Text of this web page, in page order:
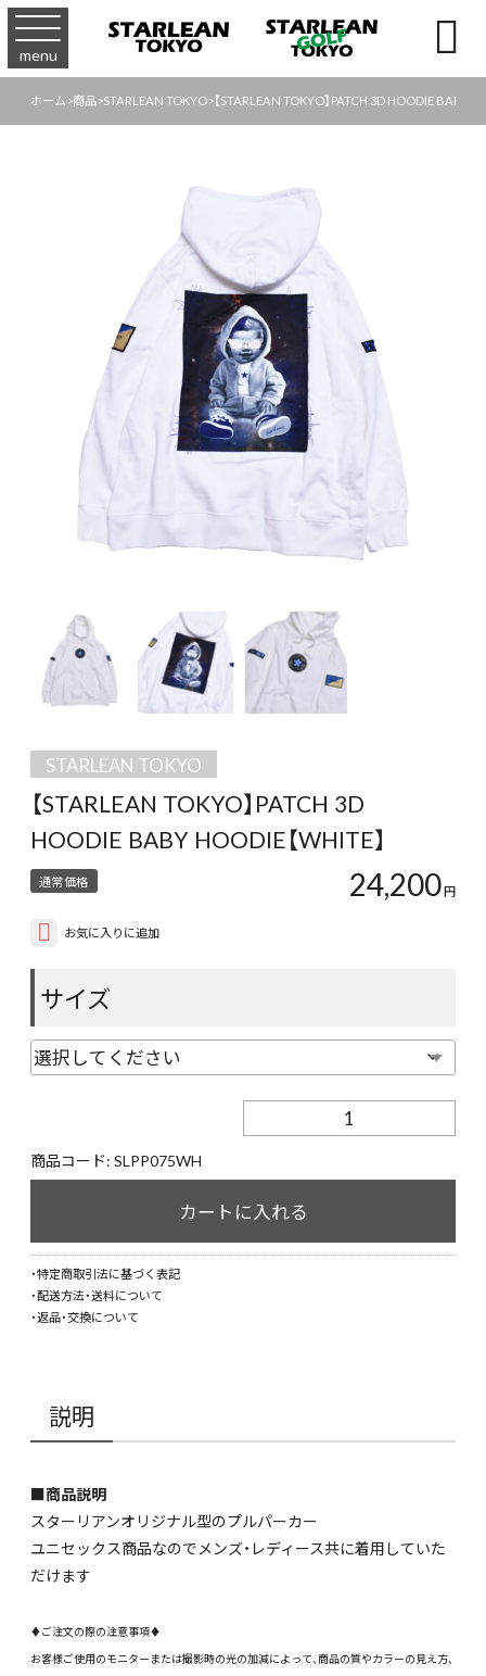
menu 
ホーム>商品>STARLEAN TOKYO>【STARLEAN TOKYO】PATCH 3D HOODIE BABY
STARLEAN TOKYO
【STARLEAN TOKYO】PATCH 3D
HOODIE BABY HOODIE【WHITE】
通常価格 24,200円
お気に入りに追加
サイズ
TOKYO】
3D
HOODIE
HOODIE【WHITE】
商品コード: SLPP075WH
カートに入れる
・特定商取引法に基づく表記
・配送方法・送料について
・返品・交換について
説明
■商品説明
スターリアンオリジナル型のプルパーカー
ユニセックス商品なのでメンズ・レディース共に着用していた
だけます
♦ご注文の際の注意事項♦
お客様ご使用のモニターまたは撮影時の光の加減によって、商品の質やカラーの見え方、